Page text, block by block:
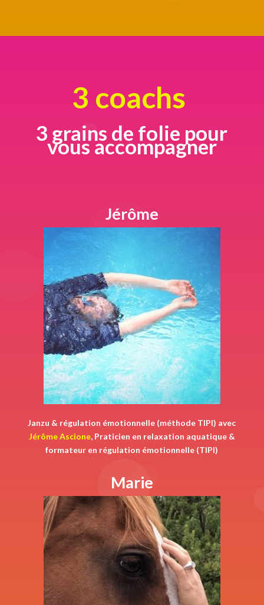
3 coachs
3 grains de folie pour
vous accompagner
Jérôme
Janzu & régulation émotionnelle (méthode TIPI) avec
Jérôme Ascione, Praticien en relaxation aquatique &
formateur en régulation émotionnelle (TIPI)
Marie